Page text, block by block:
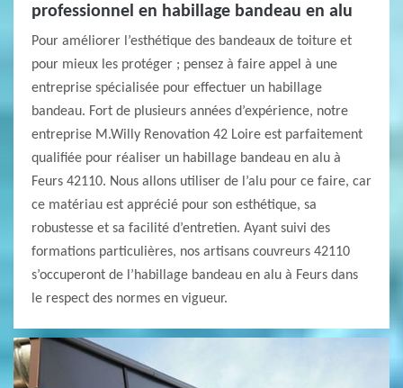
professionnel en habillage bandeau en alu
Pour améliorer l’esthétique des bandeaux de toiture et
pour mieux les protéger ; pensez à faire appel à une
entreprise spécialisée pour effectuer un habillage
bandeau. Fort de plusieurs années d’expérience, notre
entreprise M.Willy Renovation 42 Loire est parfaitement
qualifiée pour réaliser un habillage bandeau en alu à
Feurs 42110. Nous allons utiliser de l’alu pour ce faire, car
ce matériau est apprécié pour son esthétique, sa
robustesse et sa facilité d’entretien. Ayant suivi des
formations particulières, nos artisans couvreurs 42110
s’occuperont de l’habillage bandeau en alu à Feurs dans
le respect des normes en vigueur.